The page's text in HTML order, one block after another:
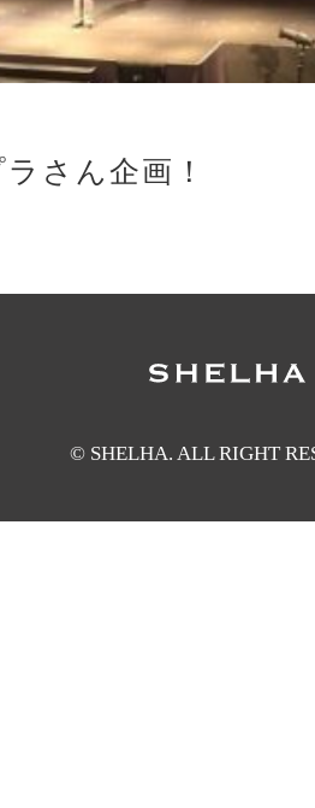
さん企画！
© SHELHA. ALL RIGHT